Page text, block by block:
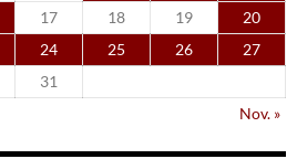
17 18 19
20
24 25 26
27
31
Nov. »